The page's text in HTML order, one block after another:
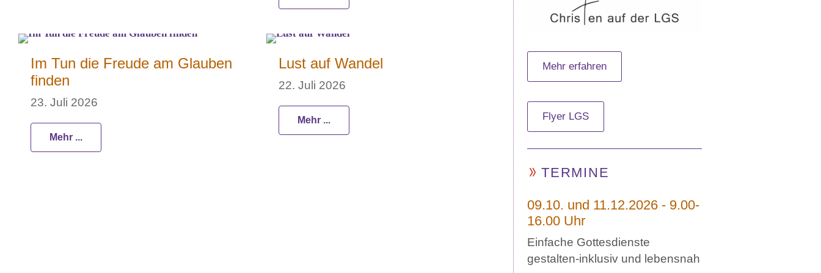
Im Tun die Freude am Glauben
finden
23. Juli 2026
Mehr ...
Lust auf Wandel
22. Juli 2026
Mehr ...
Mehr erfahren
Flyer LGS
TERMINE
09.10. und 11.12.2026 - 9.00-
16.00 Uhr
Einfache Gottesdienste
gestalten-inklusiv und lebensnah